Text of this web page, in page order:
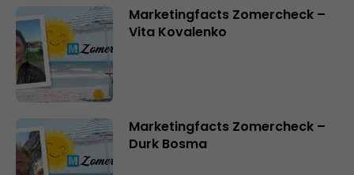
Marketingfacts Zomercheck –
Vita Kovalenko
Marketingfacts Zomercheck –
Durk Bosma